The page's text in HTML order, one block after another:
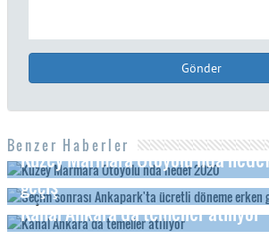
Gönder
Benzer Haberler
Kuzey Marmara Otoyolu'nda
Seçim sonrası Ankapark'ta ücretli
geçiş
Kanal Ankara'da temeller atılıyor
Gölcük Tabiat Parkı'nda mahkeme